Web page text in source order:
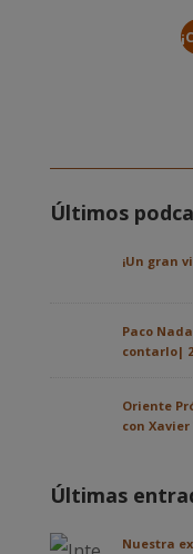
Últimos
¡Un gran
Paco
contarlo|
Oriente
con
Últimas
Nuestra